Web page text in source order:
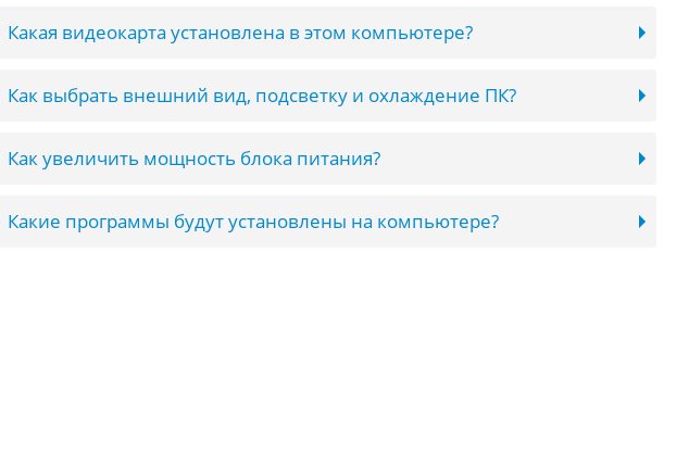
Какая видеокарта установлена в этом компьютере?
Как выбрать внешний вид, подсветку и охлаждение ПК?
Как увеличить мощность блока питания?
Какие программы будут установлены на компьютере?